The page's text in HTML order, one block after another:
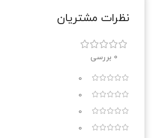
نظرات مشتریان
0 بررسی
0
0
0
0